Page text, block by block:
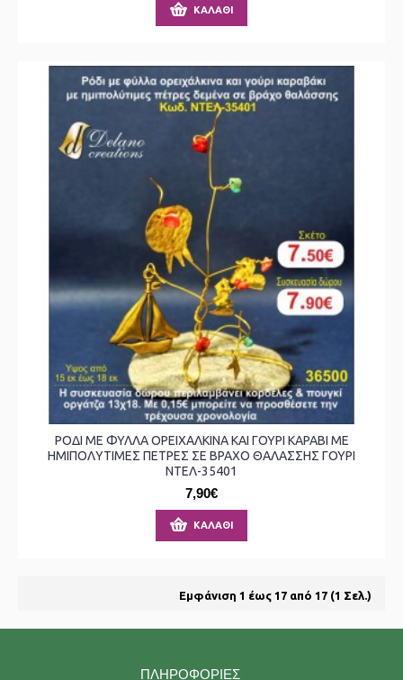
ΚΑΛΆΘΙ
ΡΟΔΙ ΜΕ ΦΥΛΛΑ ΟΡΕΙΧΑΛΚΙΝΑ ΚΑΙ ΓΟΥΡΙ ΚΑΡΑΒΙ ΜΕ
ΗΜΙΠΟΛΥΤΙΜΕΣ ΠΕΤΡΕΣ ΣΕ ΒΡΑΧΟ ΘΑΛΑΣΣΗΣ ΓΟΥΡΙ
ΝΤΕΛ-35401
7,90€
ΚΑΛΆΘΙ
Εμφάνιση 1 έως 17 από 17 (1 Σελ.)
ΠΛΗΡΟΦΟΡΊΕΣ